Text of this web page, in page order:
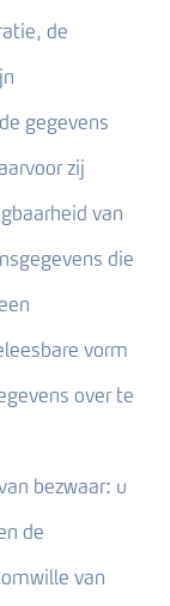
de
gegevens
zij
van
die
vorm
over te
bezwaar: u
de
van